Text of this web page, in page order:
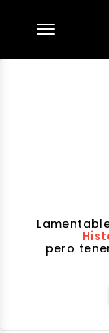
desplegar
pero